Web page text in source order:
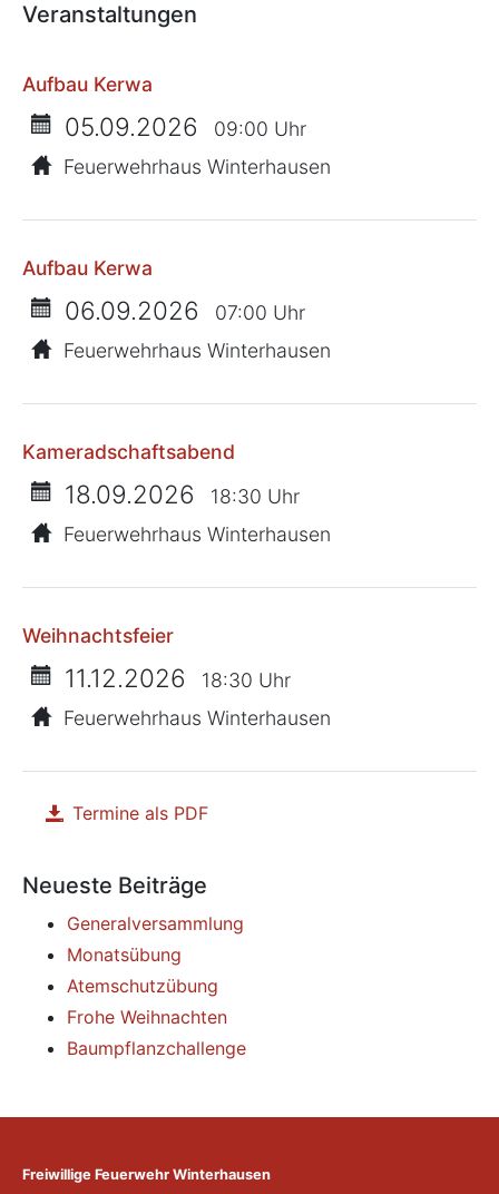
Veranstaltungen
Aufbau Kerwa
05.09.2026
09:00 Uhr
Feuerwehrhaus Winterhausen
Aufbau Kerwa
06.09.2026
07:00 Uhr
Feuerwehrhaus Winterhausen
Kameradschaftsabend
18.09.2026
18:30 Uhr
Feuerwehrhaus Winterhausen
Weihnachtsfeier
11.12.2026
18:30 Uhr
Feuerwehrhaus Winterhausen
Termine als PDF
Neueste Beiträge
Generalversammlung
Monatsübung
Atemschutzübung
Frohe Weihnachten
Baumpflanzchallenge
Freiwillige Feuerwehr Winterhausen